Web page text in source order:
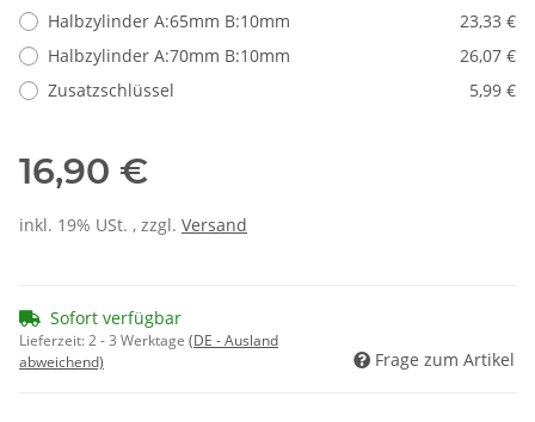
Halbzylinder A:65mm B:10mm
23,33 €
Halbzylinder A:70mm B:10mm
26,07 €
Zusatzschlüssel
5,99 €
16,90 €
inkl. 19% USt. , zzgl. Versand
Sofort verfügbar
Lieferzeit:2 - 3 Werktage (DE - Ausland
abweichend)
Frage zum Artikel